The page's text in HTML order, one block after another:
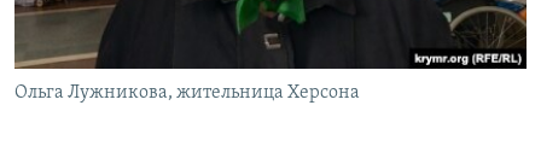
Ольга Лужникова, жительница Херсона